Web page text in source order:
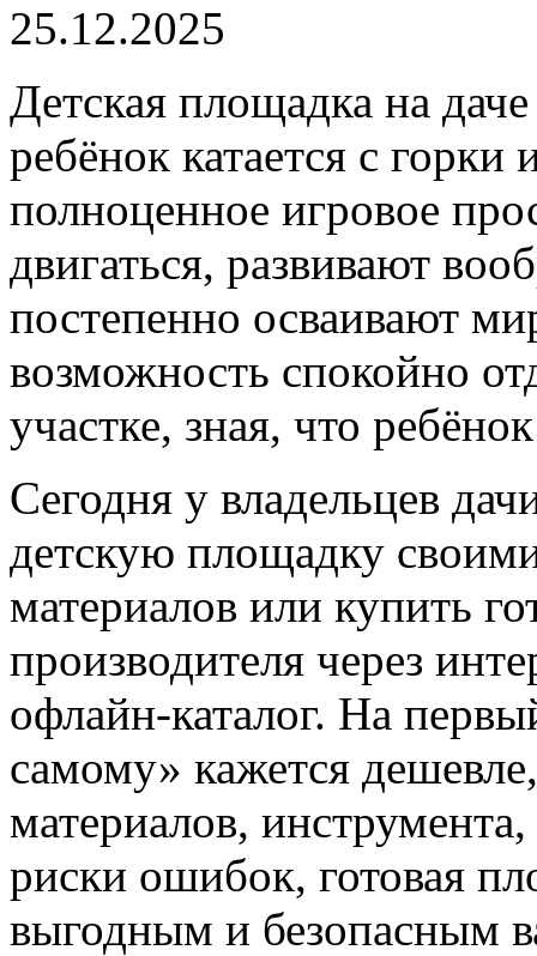
25.12.2025
Детская площадка на
ребёнок катается с горки
полноценное игровое
двигаться, развивают
постепенно осваивают
возможность спокойно
участке, зная, что
Сегодня у владельцев
детскую площадку
материалов или купить
производителя через
офлайн‑каталог. На
самому» кажется
материалов,
риски ошибок, готовая
выгодным и безопасным